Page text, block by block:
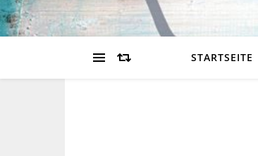
STARTSEITE